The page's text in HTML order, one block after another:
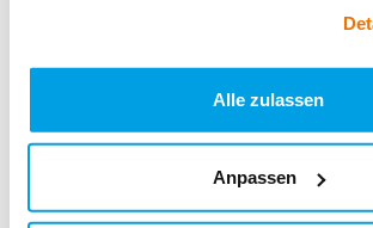
Alle zulassen
Anpassen